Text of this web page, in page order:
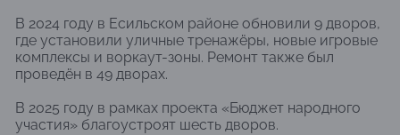
В 2024 году в Есильском районе обновили 9 дворов,
где установили уличные тренажёры, новые игровые
комплексы и воркаут-зоны. Ремонт также был
проведён в 49 дворах.
В 2025 году в рамках проекта «Бюджет народного
участия» благоустроят шесть дворов.